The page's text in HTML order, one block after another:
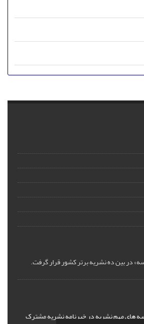
در بین ده نشریه برتر کشور قرار گرفت.
های مهم نشریه در خبرنامه نشریه مشترک